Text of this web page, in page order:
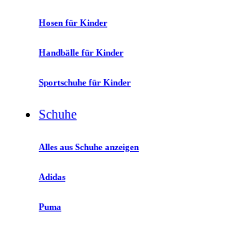
Hosen für Kinder
Handbälle für Kinder
Sportschuhe für Kinder
Schuhe
Alles aus Schuhe anzeigen
Adidas
Puma